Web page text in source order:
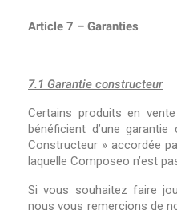
Article 7 – Garanties
7.1 Garantie constructeur
Certains produits en
bénéficient d’une
Constructeur » accordée
laquelle Composeo n’est
Si vous souhaitez faire
nous vous remercions de